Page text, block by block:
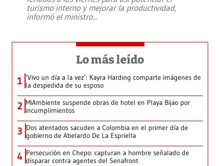
turismo interno y mejorar la productividad,
informó el ministro...
Lo más leído
1 ‘Vivo un día a la vez’: Kayra Harding comparte imágenes de
la despedida de su esposo
2 MiAmbiente suspende obras de hotel en Playa Bijao por
incumplimientos
3 Dos atentados sacuden a Colombia en el primer día de
gobierno de Abelardo De La Espriella
4 Persecución en Chepo: capturan a hombre señalado de
disparar contra agentes del Senafront